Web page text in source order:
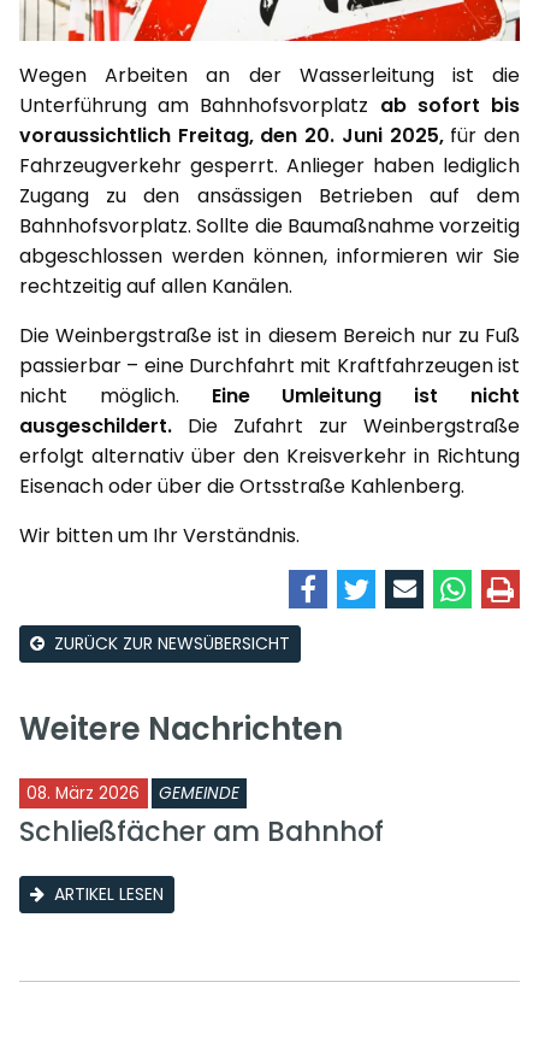
Wegen Arbeiten an der Wasserleitung ist die
Unterführung am Bahnhofsvorplatz ab sofort bis
voraussichtlich Freitag, den 20. Juni 2025,für den
Fahrzeugverkehr gesperrt. Anlieger haben lediglich
Zugang zu den ansässigen Betrieben auf dem
Bahnhofsvorplatz. Sollte die Baumaßnahme vorzeitig
abgeschlossen werden können, informieren wir Sie
rechtzeitig auf allen Kanälen.
Die Weinbergstraße ist in diesem Bereich nur zu Fuß
passierbar – eine Durchfahrt mit Kraftfahrzeugen ist
nicht möglich. Eine Umleitung ist nicht
ausgeschildert. Die Zufahrt zur Weinbergstraße
erfolgt alternativ über den Kreisverkehr in Richtung
Eisenach oder über die Ortsstraße Kahlenberg.
Wir bitten um Ihr Verständnis.
ZURÜCK ZUR NEWSÜBERSICHT
Weitere Nachrichten
08. März 2026 GEMEINDE
Schließfächer am Bahnhof
ARTIKEL LESEN